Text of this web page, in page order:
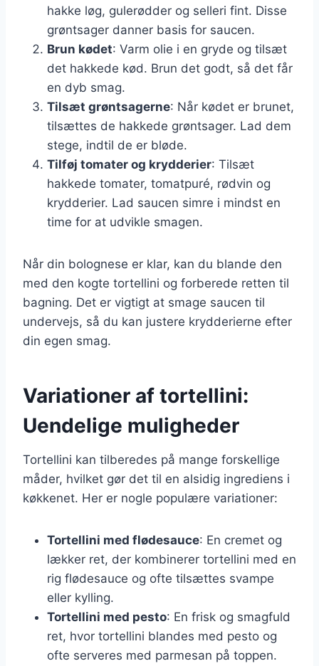
hakke løg, gulerødder og selleri fint. Disse
grøntsager danner basis for saucen.
Brun kødet: Varm olie i en gryde og tilsæt
det hakkede kød. Brun det godt, så det får
en dyb smag.
Tilsæt grøntsagerne: Når kødet er brunet,
tilsættes de hakkede grøntsager. Lad dem
stege, indtil de er bløde.
Tilføj tomater og krydderier: Tilsæt
hakkede tomater, tomatpuré, rødvin og
krydderier. Lad saucen simre i mindst en
time for at udvikle smagen.
Når din bolognese er klar, kan du blande den
med den kogte tortellini og forberede retten til
bagning. Det er vigtigt at smage saucen til
undervejs, så du kan justere krydderierne efter
din egen smag.
Variationer af tortellini:
Uendelige muligheder
Tortellini kan tilberedes på mange forskellige
måder, hvilket gør det til en alsidig ingrediens i
køkkenet. Her er nogle populære variationer:
Tortellini med flødesauce: En cremet og
lækker ret, der kombinerer tortellini med en
rig flødesauce og ofte tilsættes svampe
eller kylling.
Tortellini med pesto: En frisk og smagfuld
ret, hvor tortellini blandes med pesto og
ofte serveres med parmesan på toppen.